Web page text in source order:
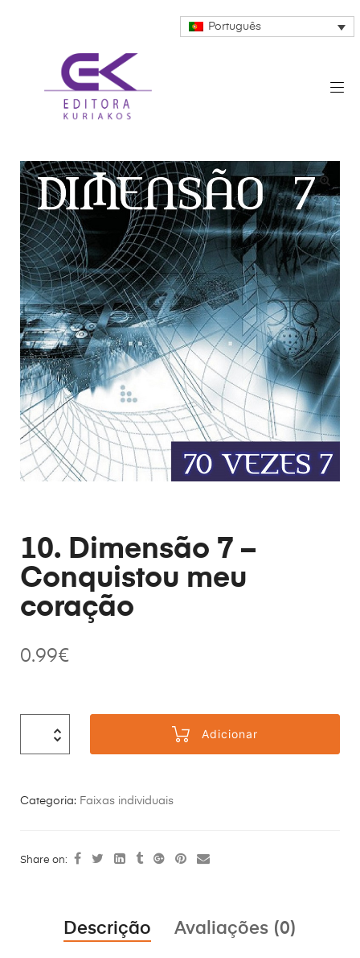
Português
10. Dimensão 7 –
Conquistou meu
coração
0.99€
Adicionar
Categoria: Faixas individuais
Share on:
Descrição Avaliações (0)